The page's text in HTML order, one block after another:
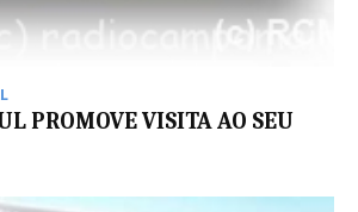
PROMOVE VISITA AO SEU